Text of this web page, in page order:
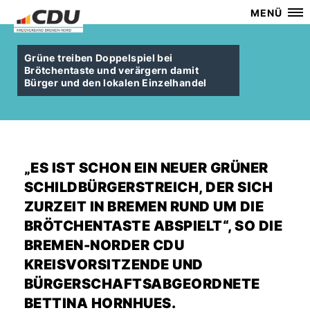
MENÜ
Grüne treiben Doppelspiel bei
Brötchentaste und verärgern damit
Bürger und den lokalen Einzelhandel
ES IST SCHON EIN NEUER GRÜNER
SCHILDBÜRGERSTREICH, DER SICH
ZURZEIT IN BREMEN RUND UM DIE
BRÖTCHENTASTE ABSPIELT“, SO DIE
BREMEN-NORDER CDU
KREISVORSITZENDE UND
BÜRGERSCHAFTSABGEORDNETE
BETTINA HORNHUES.